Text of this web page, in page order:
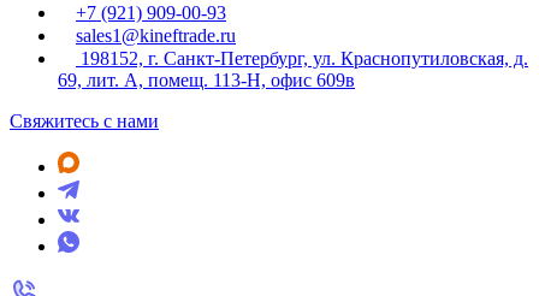
+7 (921) 909-00-93
sales1@kineftrade.ru
198152, г. Санкт-Петербург, ул. Краснопутиловская, д.
69, лит. А, помещ. 113-Н, офис 609в
Свяжитесь с нами